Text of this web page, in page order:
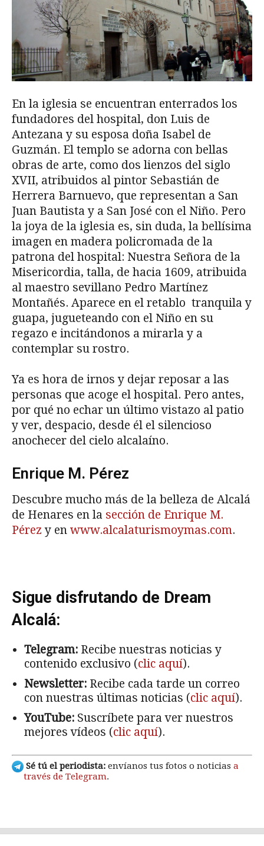
En la iglesia se encuentran enterrados los
fundadores del hospital, don Luis de
Antezana y su esposa doña Isabel de
Guzmán. El templo se adorna con bellas
obras de arte, como dos lienzos del siglo
XVII, atribuidos al pintor Sebastián de
Herrera Barnuevo, que representan a San
Juan Bautista y a San José con el Niño. Pero
la joya de la iglesia es, sin duda, la bellísima
imagen en madera policromada de la
patrona del hospital: Nuestra Señora de la
Misericordia, talla, de hacia 1609, atribuida
al maestro sevillano Pedro Martínez
Montañés. Aparece en el retablo tranquila y
guapa, jugueteando con el Niño en su
regazo e incitándonos a mirarla y a
contemplar su rostro.
Ya es hora de irnos y dejar reposar a las
personas que acoge el hospital. Pero antes,
por qué no echar un último vistazo al patio
y ver, despacio, desde él el silencioso
anochecer del cielo alcalaíno.
Enrique M. Pérez
Descubre mucho más de la belleza de Alcalá
de Henares en la sección de Enrique M.
Pérezy en www.alcalaturismoymas.com.
Sigue disfrutando de Dream
Alcalá:
Telegram: Recibe nuestras noticias y
contenido exclusivo (clic aquí).
Newsletter: Recibe cada tarde un correo
con nuestras últimas noticias (clic aquí).
YouTube: Suscríbete para ver nuestros
mejores vídeos (clic aquí).
Sé tú el periodista: envíanos tus fotos o noticias a
través de Telegram.